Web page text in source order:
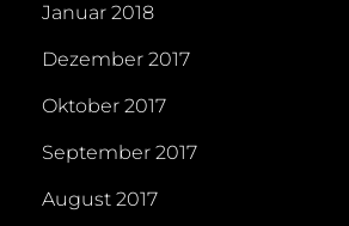
Januar 2018
Dezember 2017
Oktober 2017
September 2017
August 2017